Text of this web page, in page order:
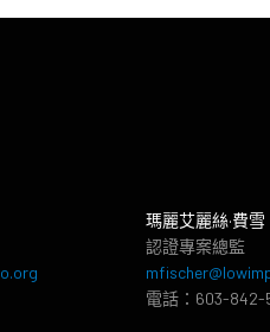
瑪麗艾麗絲·費雪
認證專案總監
電話：603-842-